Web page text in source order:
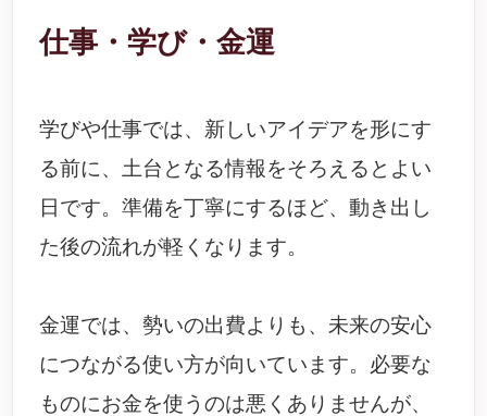
仕事・学び・金運
学びや仕事では、新しいアイデアを形にす
る前に、土台となる情報をそろえるとよい
日です。準備を丁寧にするほど、動き出し
た後の流れが軽くなります。
金運では、勢いの出費よりも、未来の安心
につながる使い方が向いています。必要な
ものにお金を使うのは悪くありませんが、